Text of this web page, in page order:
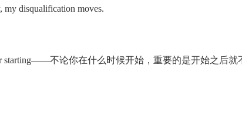
my disqualification moves.
starting——不论你在什么时候开始，重要的是开始之后就